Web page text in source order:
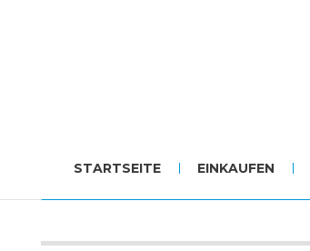
STARTSEITE EINKAUFEN